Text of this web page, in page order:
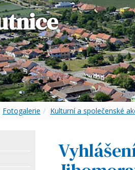
Fotogalerie Kulturní a společenské